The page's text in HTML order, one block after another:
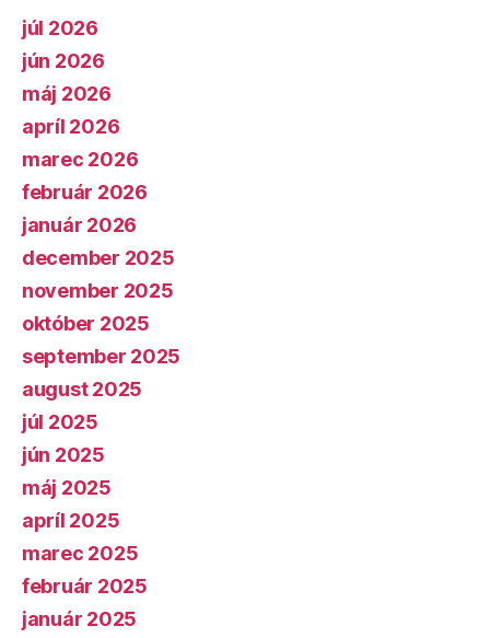
júl 2026
jún 2026
máj 2026
apríl 2026
marec 2026
február 2026
január 2026
december 2025
november 2025
október 2025
september 2025
august 2025
júl 2025
jún 2025
máj 2025
apríl 2025
marec 2025
február 2025
január 2025